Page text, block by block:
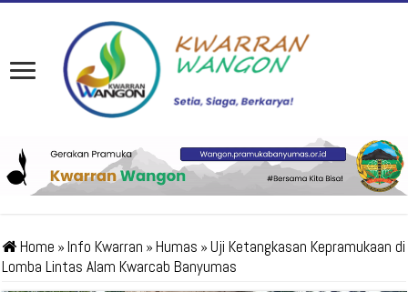
Home »Info Kwarran »Humas »Uji Ketangkasan Kepramukaan di
Lomba Lintas Alam Kwarcab Banyumas